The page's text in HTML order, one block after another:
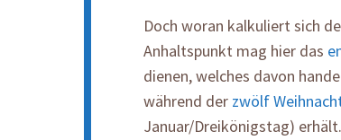
Doch woran kalkuliert sich
Anhaltspunkt mag hier das
dienen, welches davon
während der zwölf
Januar/Dreikönigstag)